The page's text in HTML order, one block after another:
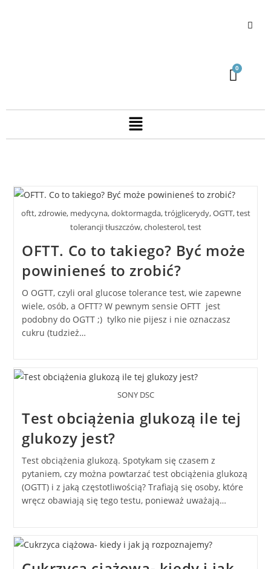
oftt, zdrowie, medycyna, doktormagda, trójglicerydy, OGTT, test
tolerancji tłuszczów, cholesterol, test
OFTT. Co to takiego? Być może
powinieneś to zrobić?
O OGTT, czyli oral glucose tolerance test, wie zapewne
wiele, osób, a OFTT? W pewnym sensie OFTT jest
podobny do OGTT ;) tylko nie pijesz i nie oznaczasz
cukru (tudzież…
SONY DSC
Test obciążenia glukozą ile tej
glukozy jest?
Test obciążenia glukozą. Spotykam się czasem z
pytaniem, czy można powtarzać test obciążenia glukozą
(OGTT) i z jaką częstotliwością? Trafiają się osoby, które
wręcz obawiają się tego testu, ponieważ uważają…